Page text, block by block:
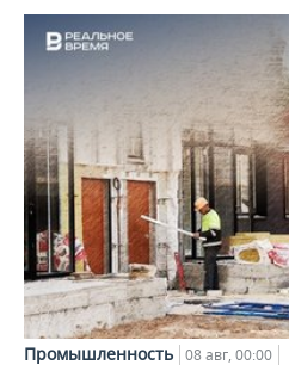
Промышленность 08 авг, 00:00